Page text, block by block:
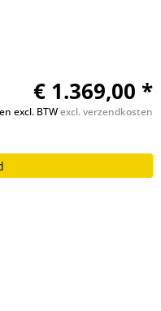
€ 1.369,00 *
excl. BTWexcl. verzendkosten